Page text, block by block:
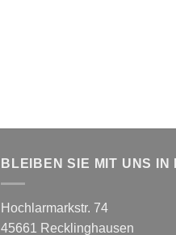
BLEIBEN SIE MIT UNS IN
Hochlarmarkstr. 74
45661 Recklinghausen